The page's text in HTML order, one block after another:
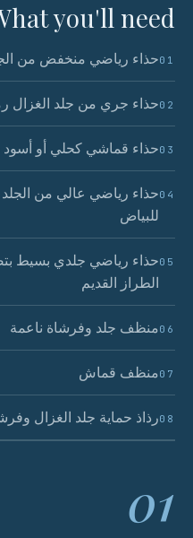
you'll need.
01حذاء رياضي منخفض من
02حذاء جري من جلد الغزال
03حذاء قماشي كحلي أو أسود
04حذاء رياضي عالي من
للبياض
05حذاء رياضي جلدي بسيط
الطراز القديم
06منظف جلد وفرشاة ناعمة
07منظف قماش
08رذاذ حماية جلد الغزال
01